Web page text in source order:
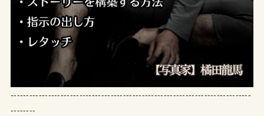
-----------------------------------------------------------------------------
--------